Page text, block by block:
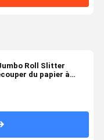
Roll Slitter
du papier à